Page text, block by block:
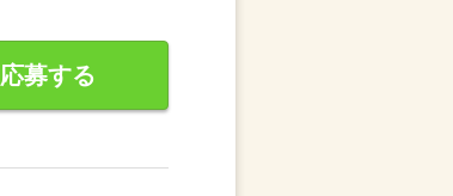
応募する